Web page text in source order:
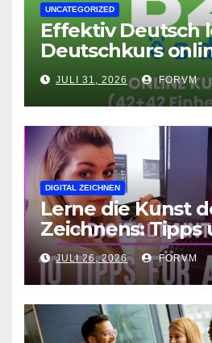
UNCATEGORIZED
Effektiv Deutsch
Deutschkurs
Fortgeschrittene
JULI 31, 2026 FORVM
DIGITAL ZEICHNEN
Lerne die Kunst
Zeichnens: Tipps
für kreative
JULI 26, 2026 FORVM